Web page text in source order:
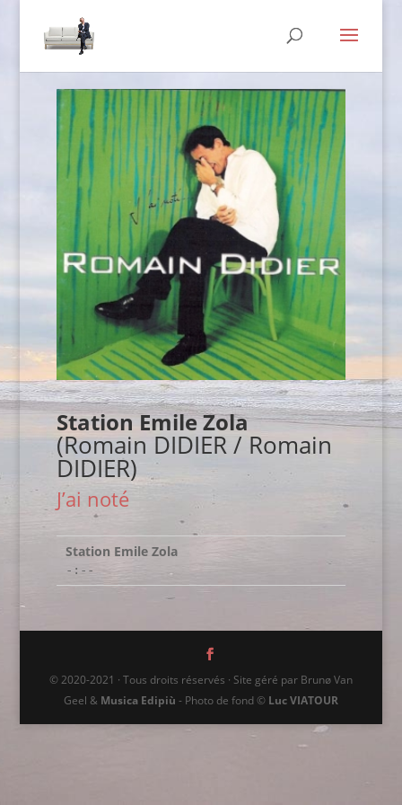
Station Emile Zola
(Romain DIDIER / Romain
DIDIER)
J’ai noté
Station Emile Zola
-:--
© 2020-2021 · Tous droits réservés · Site géré par Brunø Van
Geel & Musica Edipiù - Photo de fond © Luc VIATOUR